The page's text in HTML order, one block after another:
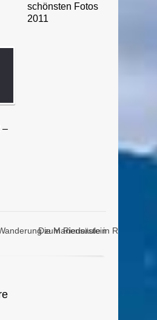
schönsten Fotos
2011
–
zum Riederstein
Die Mariensäule in Rottach-